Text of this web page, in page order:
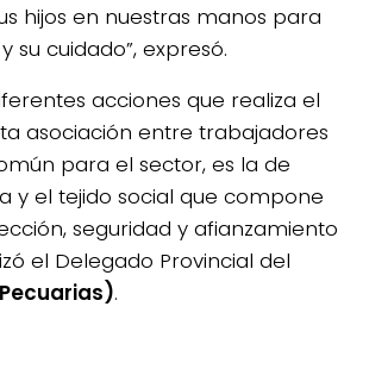
hijos en nuestras manos para
cuidado”, expresó.
acciones que realiza el
asociación entre trabajadores
para el sector, es la de
y el tejido social que compone
seguridad y afianzamiento
el Delegado Provincial del
.